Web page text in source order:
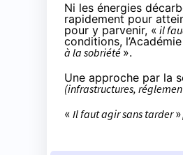
Ni les énergies
rapidement pour
pour y parvenir, « il
conditions,
à la sobriété ».
Une approche par la
(infrastructures,
« Il faut agir sans tarder